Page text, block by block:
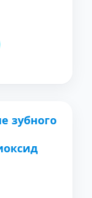
ПОСЛЕ
зубного